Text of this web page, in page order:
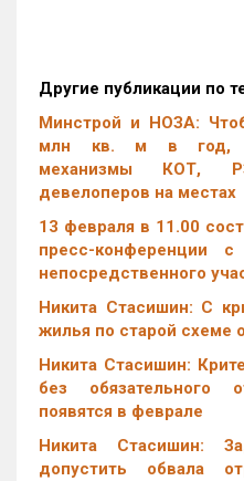
Другие публикации по
Минстрой и НОЗА:
млн кв. м в год,
механизмы КОТ,
девелоперов на местах
13 февраля в 11.00
пресс-конференции
непосредственного
Никита Стасишин: С
жилья по старой схеме
Никита Стасишин:
без обязательного
появятся в феврале
Никита Стасишин:
допустить обвала